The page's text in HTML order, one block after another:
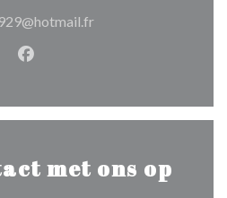
Facebook ((opent in een
met ons op